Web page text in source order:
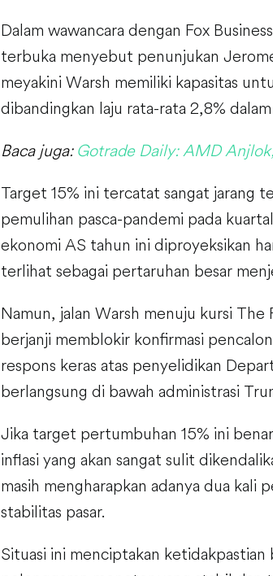
Dalam wawancara dengan Fox
terbuka menyebut penunjukan
meyakini Warsh memiliki kapasitas
dibandingkan laju rata-rata 2,8%
Baca juga: Gotrade Daily: AMD
Target 15% ini tercatat sangat jarang
pemulihan pasca-pandemi pada
ekonomi AS tahun ini diproyeksikan
terlihat sebagai pertaruhan besar
Namun, jalan Warsh menuju kursi
berjanji memblokir konfirmasi
respons keras atas penyelidikan
berlangsung di bawah administrasi
Jika target pertumbuhan 15% ini
inflasi yang akan sangat sulit
masih mengharapkan adanya dua kali
stabilitas pasar.
Situasi ini menciptakan